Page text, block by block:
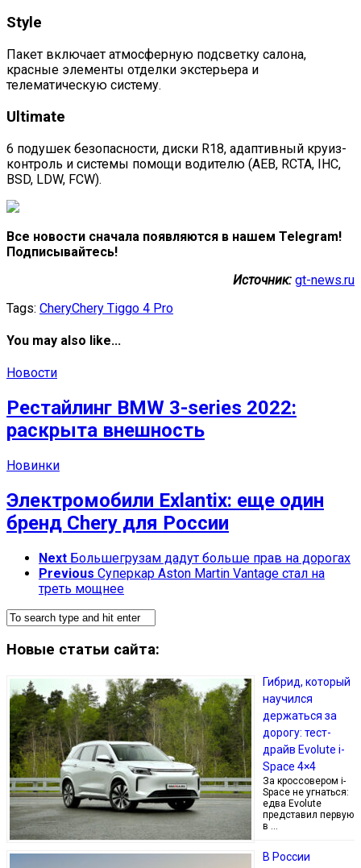
Style
Пакет включает атмосферную подсветку салона,
красные элементы отделки экстерьера и
телематическую систему.
Ultimate
6 подушек безопасности, диски R18, адаптивный круиз-
контроль и системы помощи водителю (AEB, RCTA, IHC,
BSD, LDW, FCW).
Все новости сначала появляются в нашем Telegram!
Подписывайтесь!
Источник: gt-news.ru
Tags: CheryChery Tiggo 4 Pro
You may also like...
Новости
Рестайлинг BMW 3-series 2022:
раскрыта внешность
Новинки
Электромобили Exlantix: еще один
бренд Chery для России
Next Большегрузам дадут больше прав на дорогах
Previous Суперкар Aston Martin Vantage стал на
треть мощнее
Новые статьи сайта:
Гибрид, который
научился
держаться за
дорогу: тест-
драйв Evolute i-
Space 4×4
За кроссовером i-
Space не угнаться:
едва Evolute
представил первую
в …
В России